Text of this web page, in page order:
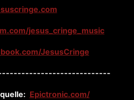
jesus_cringe_music
JesusCringe
Epictronic.com/